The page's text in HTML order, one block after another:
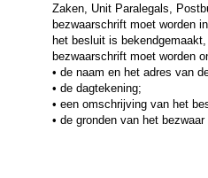
Zaken, Unit Paralegals,
bezwaarschrift moet worden
het besluit is
bezwaarschrift moet worden
• de naam en het adres van
• de dagtekening;
• een omschrijving van het
• de gronden van het